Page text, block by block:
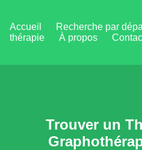
Accueil Recherche par
thérapie
À propos
Trouver un